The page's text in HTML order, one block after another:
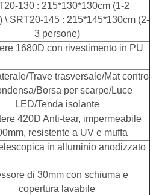
130 : 215*130*130cm (1-2
\ SRT20-145 : 215*145*130cm (2-
3 persone)
1680D con rivestimento in PU
Trave trasversale/Mat contro
Borsa per scarpe/Luce
LED/Tenda isolante
420D Anti-tear, impermeabile
resistente a UV e muffa
in alluminio anodizzato
di 30mm con schiuma e
copertura lavabile